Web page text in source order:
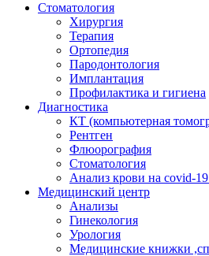
Стоматология
Хирургия
Терапия
Ортопедия
Пародонтология
Имплантация
Профилактика и гигиена
Диагностика
КТ (компьютерная
Рентген
Флюорография
Стоматология
Анализ крови на covid-19
Медицинский центр
Анализы
Гинекология
Урология
Медицинские книжки